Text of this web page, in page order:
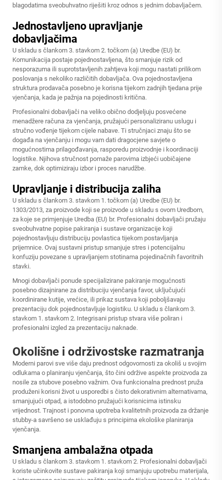
blagodatima sveobuhvatno riješiti kroz odnos s jednim dobavljačem.
Jednostavljeno upravljanje
dobavljačima
U skladu s člankom 3. stavkom 2. točkom (a) Uredbe (EU) br.
Komunikacija postaje pojednostavljena, što smanjuje rizik od
nesporazuma ili suprotstavljenih zahtjeva koji mogu nastati prilikom
poslovanja s nekoliko različitih dobavljača. Ova pojednostavljena
struktura prodavača posebno je korisna tijekom zadnjih tjedana prije
vjenčanja, kada je pažnja na pojedinosti kritična.
Profesionalni dobavljači na veliko obično dodjeljuju posvećene
menadžere računa za vjenčanja, pružajući personaliziranu uslugu i
stručno vođenje tijekom cijele nabave. Ti stručnjaci znaju što se
događa na vjenčanju i mogu vam dati dragocjene savjete o
mogućnostima prilagođavanja, rasporedu proizvodnje i koordinaciji
logistike. Njihova stručnost pomaže parovima izbjeći uobičajene
zamke, dok optimiziraju izbor i proces narudžbe.
Upravljanje i distribucija zaliha
U skladu s člankom 3. stavkom 1. točkom (a) Uredbe (EU) br.
1303/2013, za proizvode koji se proizvode u skladu s ovom Uredbom,
za koje se primjenjuje Uredba (EU) br. Profesionalni dobavljači pružaju
sveobuhvatne popise pakiranja i sustave organizacije koji
pojednostavljuju distribuciju povlastica tijekom postavljanja
prijemnice. Ovaj sustavni pristup smanjuje stres i potencijalnu
konfuziju povezane s upravljanjem stotinama pojedinačnih favoritnih
stavki.
Mnogi dobavljači ponude specijalizirane pakiranje mogućnosti
posebno dizajnirane za distribuciju vjenčanja favor, uključujući
koordinirane kutije, vrećice, ili prikaz sustava koji poboljšavaju
prezentaciju dok pojednostavljuje logistiku. U skladu s člankom 3.
stavkom 1. stavkom 2. Integrisani pristup stvara više poliran i
profesionalni izgled za prezentaciju naknade.
Okolišne i održivostske razmatranja
Moderni parovi sve više daju prednost odgovornosti za okoliš u svojim
odlukama o planiranju vjenčanja, što čini održive aspekte proizvoda za
nosile za stubove posebno važnim. Ova funkcionalna prednost pruža
produženi korisni život u usporedbi s čisto dekorativnim alternativama,
smanjujući otpad, a istodobno pružajući korisnicima istinsku
vrijednost. Trajnost i ponovna upotreba kvalitetnih proizvoda za držanje
stubby-a savršeno se usklađuju s principima ekološke planiranja
vjenčanja.
Smanjena ambalažna otpada
U skladu s člankom 3. stavkom 1. stavkom 2. Profesionalni dobavljači
koriste učinkovite sustave pakiranja koji smanjuju upotrebu materijala,